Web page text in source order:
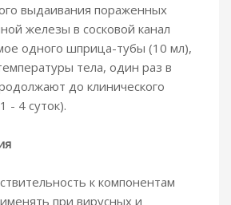
выдаивания пораженных
железы в сосковой канал
одного шприца-тубы (10 мл),
тела, один раз в
до клинического
- 4 суток).
к компонентам
при вирусных и